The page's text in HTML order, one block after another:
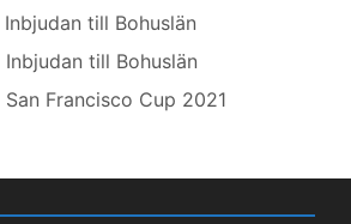
Inbjudan till Bohuslän
Inbjudan till Bohuslän
San Francisco Cup 2021